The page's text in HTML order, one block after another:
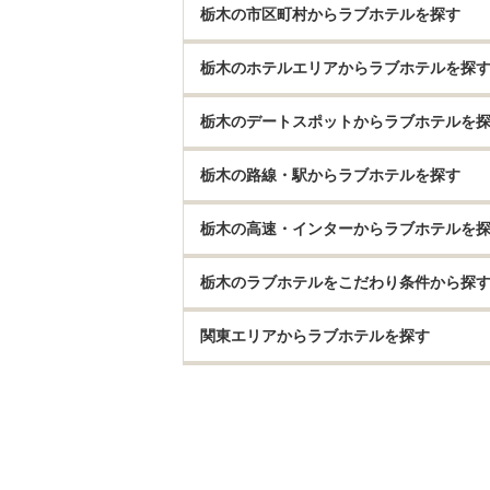
栃木の市区町村からラブホテルを探す
栃木のホテルエリアからラブホテルを探す
栃木のデートスポットからラブホテルを
栃木の路線・駅からラブホテルを探す
栃木の高速・インターからラブホテルを
栃木のラブホテルをこだわり条件から探す
関東エリアからラブホテルを探す